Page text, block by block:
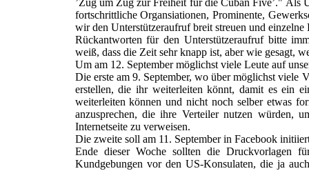
’Zug um Zug zur Freiheit für die Cuban Five’." Als
fortschrittliche Organsiationen, Prominente,
wir den Unterstützeraufruf breit streuen und einzelne
Rückantworten für den Unterstützeraufruf bitte
weiß, dass die Zeit sehr knapp ist, aber wie gesagt,
Um am 12. September möglichst viele Leute auf
Die erste am 9. September, wo über möglichst viele
erstellen, die ihr weiterleiten könnt, damit es ein
weiterleiten können und nicht noch selber etwas
anzusprechen, die ihre Verteiler nutzen würden,
Internetseite zu verweisen.
Die zweite soll am 11. September in Facebook
Ende dieser Woche sollten die Druckvorlagen
Kundgebungen vor den US-Konsulaten, die ja